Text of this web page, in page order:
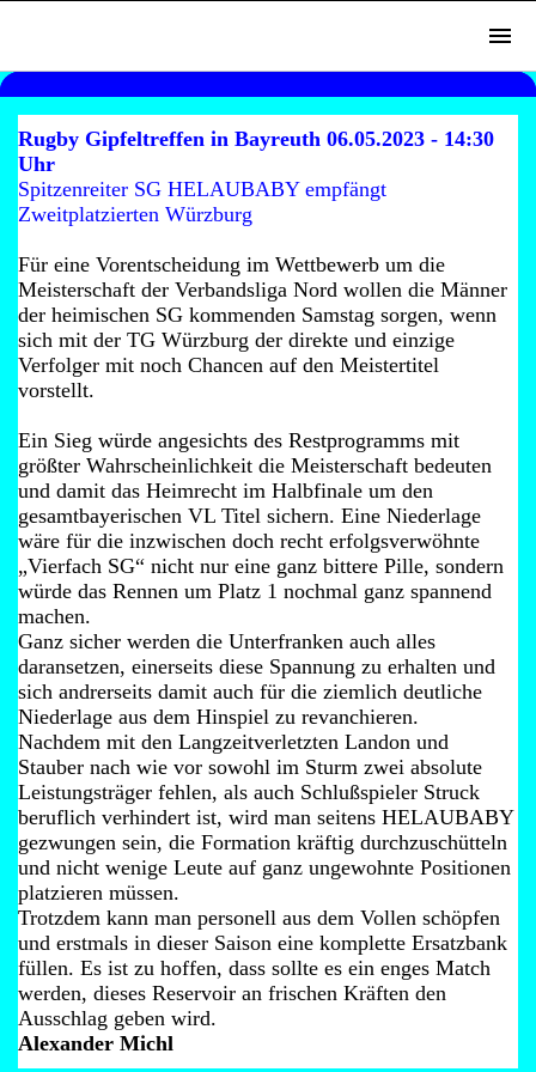
Rugby Gipfeltreffen in Bayreuth 06.05.2023 - 14:30
Uhr
Spitzenreiter SG HELAUBABY empfängt
Zweitplatzierten Würzburg
Für eine Vorentscheidung im Wettbewerb um die
Meisterschaft der Verbandsliga Nord wollen die Männer
der heimischen SG kommenden Samstag sorgen, wenn
sich mit der TG Würzburg der direkte und einzige
Verfolger mit noch Chancen auf den Meistertitel
vorstellt.
Ein Sieg würde angesichts des Restprogramms mit
größter Wahrscheinlichkeit die Meisterschaft bedeuten
und damit das Heimrecht im Halbfinale um den
gesamtbayerischen VL Titel sichern. Eine Niederlage
wäre für die inzwischen doch recht erfolgsverwöhnte
„Vierfach SG“ nicht nur eine ganz bittere Pille, sondern
würde das Rennen um Platz 1 nochmal ganz spannend
machen.
Ganz sicher werden die Unterfranken auch alles
daransetzen, einerseits diese Spannung zu erhalten und
sich andrerseits damit auch für die ziemlich deutliche
Niederlage aus dem Hinspiel zu revanchieren.
Nachdem mit den Langzeitverletzten Landon und
Stauber nach wie vor sowohl im Sturm zwei absolute
Leistungsträger fehlen, als auch Schlußspieler Struck
beruflich verhindert ist, wird man seitens HELAUBABY
gezwungen sein, die Formation kräftig durchzuschütteln
und nicht wenige Leute auf ganz ungewohnte Positionen
platzieren müssen.
Trotzdem kann man personell aus dem Vollen schöpfen
und erstmals in dieser Saison eine komplette Ersatzbank
füllen. Es ist zu hoffen, dass sollte es ein enges Match
werden, dieses Reservoir an frischen Kräften den
Ausschlag geben wird.
Alexander Michl